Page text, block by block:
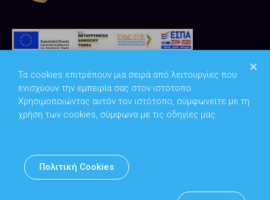
Copyright © 2026Υπουργείο Ψηφιακής Διακυβέρνησης
Υπεύθυνος DPO: Θανάσης Κοσμόπουλος | dpo@mindigital.gr
Τα cookies επιτρέπουν μια σειρά από λειτουργίες που
ενισχύουν την εμπειρία σας στον ιστότοπο.
Χρησιμοποιώντας αυτόν τον ιστότοπο, συμφωνείτε με τη
χρήση των cookies, σύμφωνα με τις οδηγίες μας.
Πολιτική Cookies